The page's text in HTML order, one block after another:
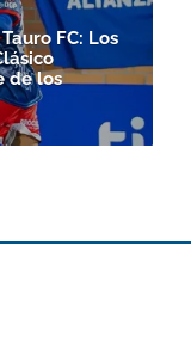
FC: Los
de los